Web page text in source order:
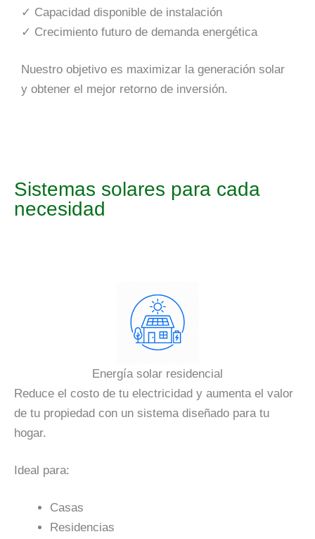
✓ Capacidad disponible de instalación
✓ Crecimiento futuro de demanda energética
Nuestro objetivo es maximizar la generación solar
y obtener el mejor retorno de inversión.
Sistemas solares para cada
necesidad
Energía solar residencial
Reduce el costo de tu electricidad y aumenta el valor
de tu propiedad con un sistema diseñado para tu
hogar.
Ideal para:
Casas
Residencias